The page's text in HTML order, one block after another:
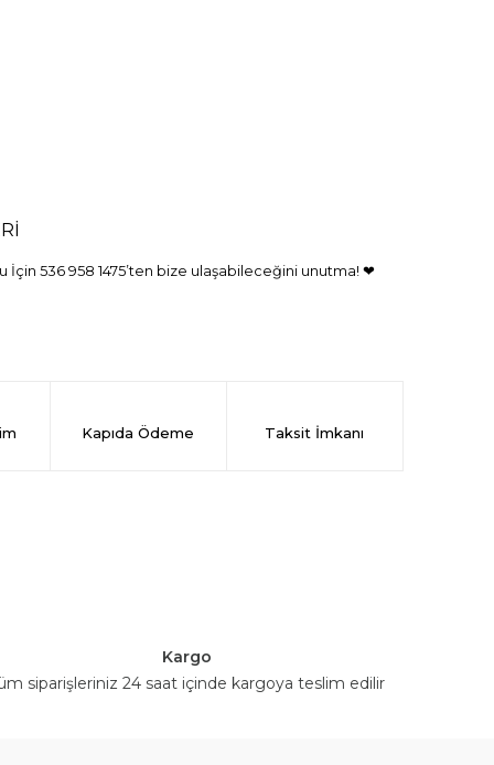
536 958 1475’ten bize ulaşabileceğini unutma! ❤
Kapıda Ödeme Taksit İmkanı
Kargo
siparişleriniz 24 saat içinde kargoya teslim edilir